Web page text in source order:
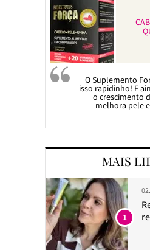
O Suplemento
isso rapidinho! E
o crescimento
melhora pele
MAIS
1